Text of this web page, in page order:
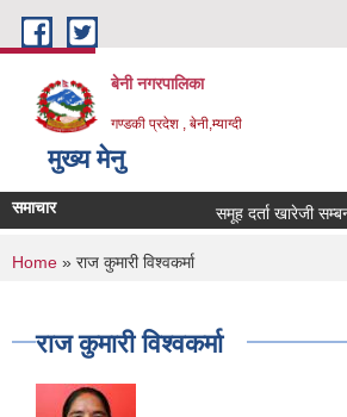
Skip to main content
बेनी नगरपालिका
गण्डकी प्रदेश , बेनी,म्याग्दी
मुख्य मेनु
समाचार समूह दर्ता खारेजी
You are here
Home » राज कुमारी विश्वकर्मा
राज कुमारी विश्वकर्मा